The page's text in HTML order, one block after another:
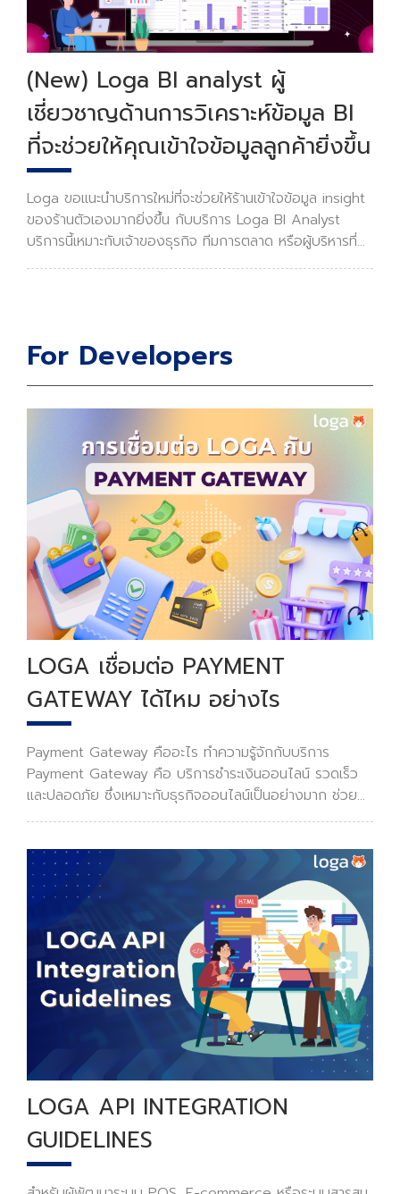
(New) Loga BI analyst ผู้
เชี่ยวชาญด้านการวิเคราะห์ข้อมูล BI
ที่จะช่วยให้คุณเข้าใจข้อมูลลูกค้ายิ่งขึ้น
Loga ขอแนะนำบริการใหม่ที่จะช่วยให้ร้านเข้าใจข้อมูล insight
ของร้านตัวเองมากยิ่งขึ้น กับบริการ Loga BI Analyst
บริการนี้เหมาะกับเจ้าของธุรกิจ ทีมการตลาด หรือผู้บริหารที่
ต้องการดูข้อมูลเจาะลึกของลูกค้าอย่างละเอียดเพื่อใช้ในการ
For Developers
LOGA เชื่อมต่อ PAYMENT
GATEWAY ได้ไหม อย่างไร
Payment Gateway คืออะไร ทำความรู้จักกับบริการ
Payment Gateway คือ บริการชำระเงินออนไลน์ รวดเร็ว
และปลอดภัย ซึ่งเหมาะกับธุรกิจออนไลน์เป็นอย่างมาก ช่วย
ประหยัดเวลาในการส่งสินค้าให้ถึงมือลูกค้าอีกด้วย โดยใน
LOGA API INTEGRATION
GUIDELINES